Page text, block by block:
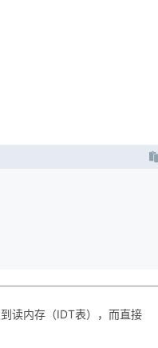
读内存（IDT表），而直接